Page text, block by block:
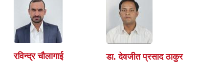
रविन्द्र चाैलागाई डा. देवजीत प्रसाद ठाकुर